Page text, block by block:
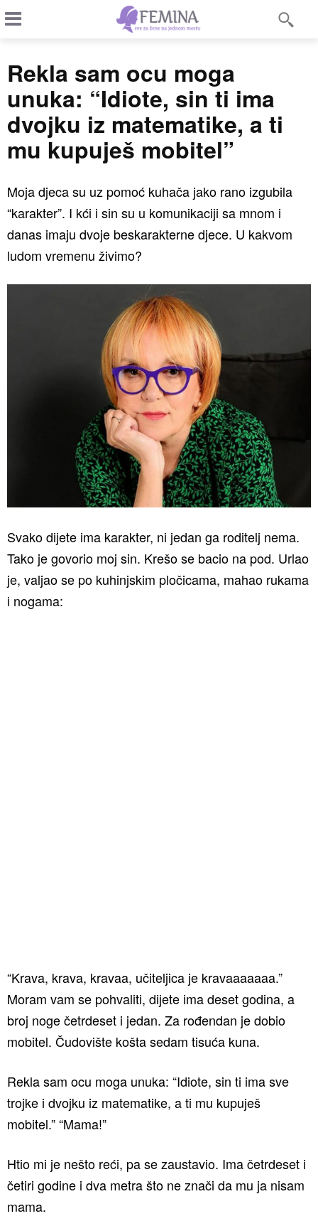
Rekla sam ocu moga
unuka: “Idiote, sin ti ima
dvojku iz matematike, a ti
mu kupuješ mobitel”
Moja djeca su uz pomoć kuhača jako rano izgubila
“karakter”. I kći i sin su u komunikaciji sa mnom i
danas imaju dvoje beskarakterne djece. U kakvom
ludom vremenu živimo?
Svako dijete ima karakter, ni jedan ga roditelj nema.
Tako je govorio moj sin. Krešo se bacio na pod. Urlao
je, valjao se po kuhinjskim pločicama, mahao rukama
i nogama:
“Krava, krava, kravaa, učiteljica je kravaaaaaaa.”
Moram vam se pohvaliti, dijete ima deset godina, a
broj noge četrdeset i jedan. Za rođendan je dobio
mobitel. Čudovište košta sedam tisuća kuna.
Rekla sam ocu moga unuka: “Idiote, sin ti ima sve
trojke i dvojku iz matematike, a ti mu kupuješ
mobitel.” “Mama!”
Htio mi je nešto reći, pa se zaustavio. Ima četrdeset i
četiri godine i dva metra što ne znači da mu ja nisam
mama.